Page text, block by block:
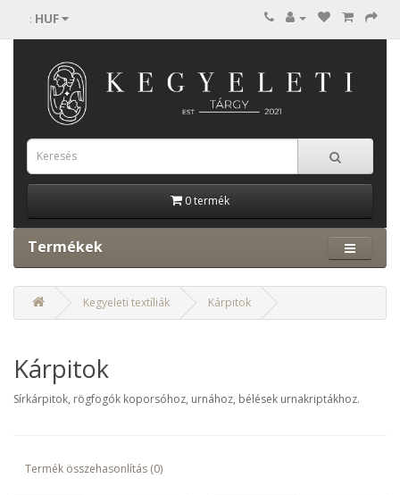
: HUF
0 termék
Termékek
Kegyeleti textíliák Kárpitok
Kárpitok
Sírkárpitok, rögfogók koporsóhoz, urnához, bélések urnakriptákhoz.
Termék összehasonlítás (0)